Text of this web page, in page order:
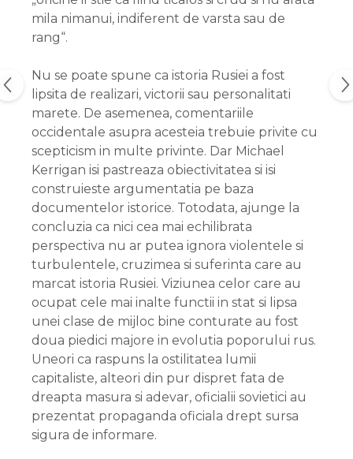
mila nimanui, indiferent de varsta sau de
rang“.
Nu se poate spune ca istoria Rusiei a fost
lipsita de realizari, victorii sau personalitati
marete. De asemenea, comentariile
occidentale asupra acesteia trebuie privite cu
scepticism in multe privinte. Dar Michael
Kerrigan isi pastreaza obiectivitatea si isi
construieste argumentatia pe baza
documentelor istorice. Totodata, ajunge la
concluzia ca nici cea mai echilibrata
perspectiva nu ar putea ignora violentele si
turbulentele, cruzimea si suferinta care au
marcat istoria Rusiei. Viziunea celor care au
ocupat cele mai inalte functii in stat si lipsa
unei clase de mijloc bine conturate au fost
doua piedici majore in evolutia poporului rus.
Uneori ca raspuns la ostilitatea lumii
capitaliste, alteori din pur dispret fata de
dreapta masura si adevar, oficialii sovietici au
prezentat propaganda oficiala drept sursa
sigura de informare.